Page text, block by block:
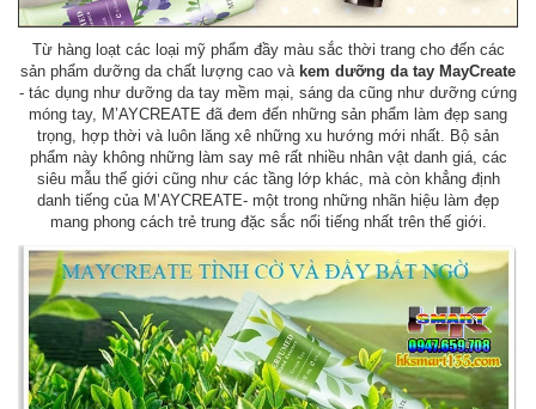
Từ hàng loạt các loại mỹ phẩm đầy màu sắc thời trang cho đến các
sản phẩm dưỡng da chất lượng cao và kem dưỡng da tay MayCreate
- tác dụng như dưỡng da tay mềm mại, sáng da cũng như dưỡng cứng
móng tay, M’AYCREATE đã đem đến những sản phẩm làm đẹp sang
trọng, hợp thời và luôn lăng xê những xu hướng mới nhất. Bộ sản
phẩm này không những làm say mê rất nhiều nhân vật danh giá, các
siêu mẫu thế giới cũng như các tầng lớp khác, mà còn khẳng định
danh tiếng của M’AYCREATE- một trong những nhãn hiệu làm đẹp
mang phong cách trẻ trung đặc sắc nổi tiếng nhất trên thế giới.